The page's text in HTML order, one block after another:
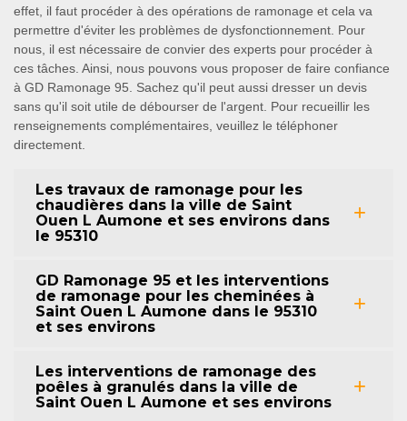
effet, il faut procéder à des opérations de ramonage et cela va
permettre d'éviter les problèmes de dysfonctionnement. Pour
nous, il est nécessaire de convier des experts pour procéder à
ces tâches. Ainsi, nous pouvons vous proposer de faire confiance
à GD Ramonage 95. Sachez qu'il peut aussi dresser un devis
sans qu'il soit utile de débourser de l'argent. Pour recueillir les
renseignements complémentaires, veuillez le téléphoner
directement.
Les travaux de ramonage pour les
chaudières dans la ville de Saint
Ouen L Aumone et ses environs dans
le 95310
GD Ramonage 95 et les interventions
de ramonage pour les cheminées à
Saint Ouen L Aumone dans le 95310
et ses environs
Les interventions de ramonage des
poêles à granulés dans la ville de
Saint Ouen L Aumone et ses environs